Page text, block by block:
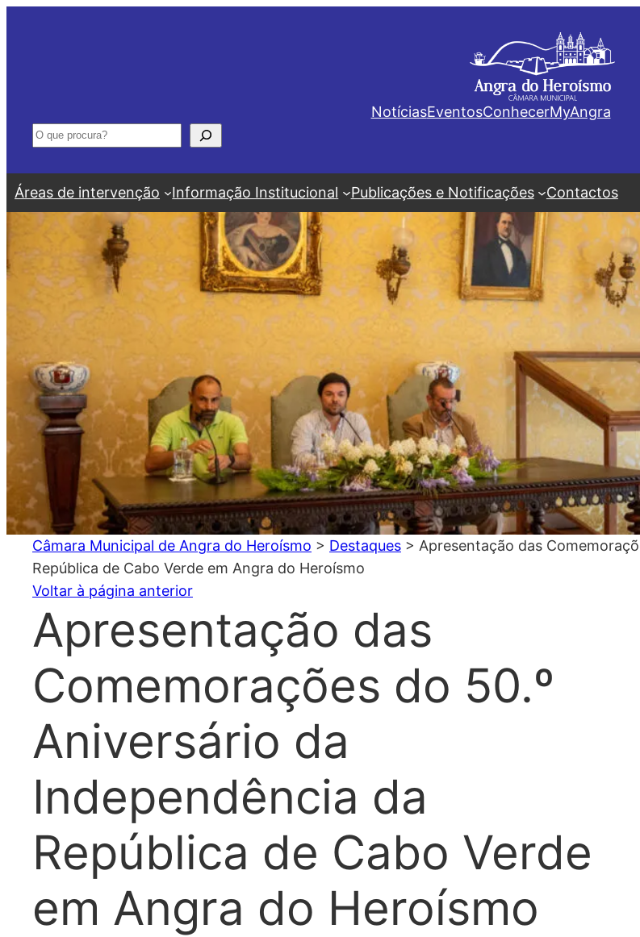
NotíciasEventosConhecerMyAngra
Pesquisar
Áreas de intervenção Informação Institucional Publicações e Notificações Contactos
Câmara Municipal de Angra do Heroísmo > Destaques > Apresentação das
República de Cabo Verde em Angra do Heroísmo
Voltar à página anterior
Apresentação das
Comemorações do 50.º
Aniversário da
Independência da
República de Cabo Verde
em Angra do Heroísmo